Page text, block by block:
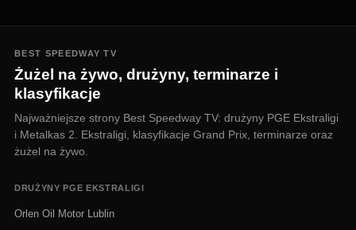
BEST SPEEDWAY TV
Żużel na żywo, drużyny, terminarze i
klasyfikacje
Najważniejsze strony Best Speedway TV: drużyny PGE Ekstraligi
i Metalkas 2. Ekstraligi, klasyfikacje Grand Prix, terminarze oraz
żużel na żywo.
DRUŻYNY PGE EKSTRALIGI
Orlen Oil Motor Lublin